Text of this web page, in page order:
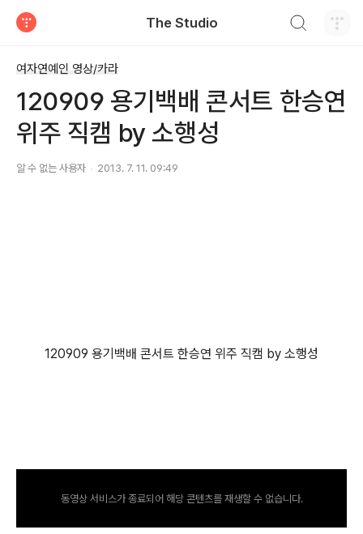
The Studio
여자연예인 영상/카라
120909 용기백배 콘서트 한승연
위주 직캠 by 소행성
알 수 없는 사용자 2013. 7. 11. 09:49
120909 용기백배 콘서트 한승연 위주 직캠 by 소행성
동영상 서비스가 종료되어 해당 콘텐츠를 재생할 수 없습니다.